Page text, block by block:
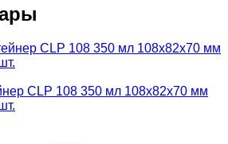
CLP 108 350 мл 108х82х70 мм